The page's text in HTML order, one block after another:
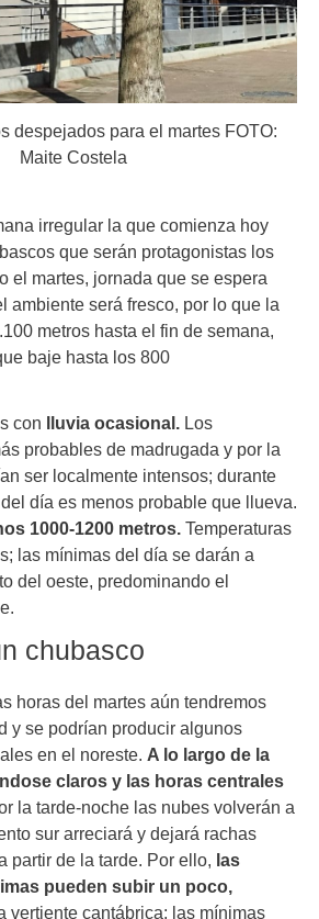
despejados para el martes FOTO:
Maite Costela
irregular la que comienza hoy
que serán protagonistas los
el martes, jornada que se espera
ambiente será fresco, por lo que la
metros hasta el fin de semana,
baje hasta los 800
con lluvia ocasional. Los
probables de madrugada y por la
ser localmente intensos; durante
día es menos probable que llueva.
1000-1200 metros. Temperaturas
las mínimas del día se darán a
del oeste, predominando el
chubasco
horas del martes aún tendremos
y se podrían producir algunos
en el noreste. A lo largo de la
claros y las horas centrales
la tarde-noche las nubes volverán a
sur arreciará y dejará rachas
partir de la tarde. Por ello, las
pueden subir un poco,
vertiente cantábrica; las mínimas